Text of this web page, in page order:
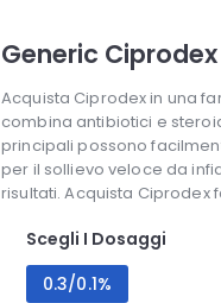
Generic Ciprodex
Acquista Ciprodex in una
combina antibiotici e
principali possono
per il sollievo veloce da
risultati. Acquista Ciprodex
Scegli I Dosaggi
0.3/0.1%